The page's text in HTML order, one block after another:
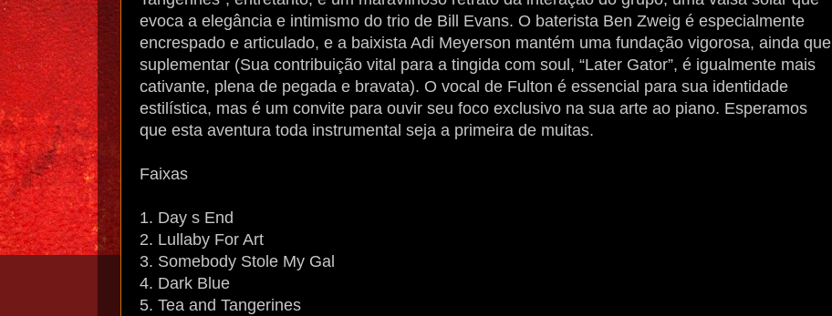
evoca a elegância e intimismo do trio de Bill Evans. O baterista Ben Zweig é especialmente
encrespado e articulado, e a baixista Adi Meyerson mantém uma fundação vigorosa, ainda que
suplementar (Sua contribuição vital para a tingida com soul, “Later Gator”, é igualmente mais
cativante, plena de pegada e bravata). O vocal de Fulton é essencial para sua identidade
estilística, mas é um convite para ouvir seu foco exclusivo na sua arte ao piano. Esperamos
que esta aventura toda instrumental seja a primeira de muitas.
Faixas
1. Day s End
2. Lullaby For Art
3. Somebody Stole My Gal
4. Dark Blue
5. Tea and Tangerines